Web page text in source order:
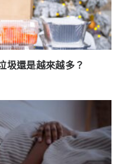
圾還是越來越多？